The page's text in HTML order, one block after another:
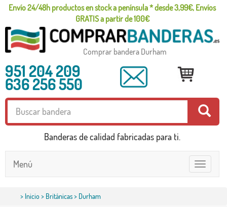
Envío 24/48h productos en stock a península * desde 3,99€, Envíos
GRATIS a partir de 100€
Comprar bandera Durham
951 204 209
636 256 550
Banderas de calidad fabricadas para ti.
Toggle
navigation
Menú
> Inicio> Británicas> Durham